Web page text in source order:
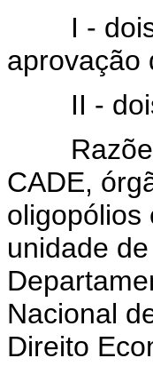
I - dois
aprovação
II - dois
Razões:
CADE,
oligopólios
unidade
Nacional
Direito